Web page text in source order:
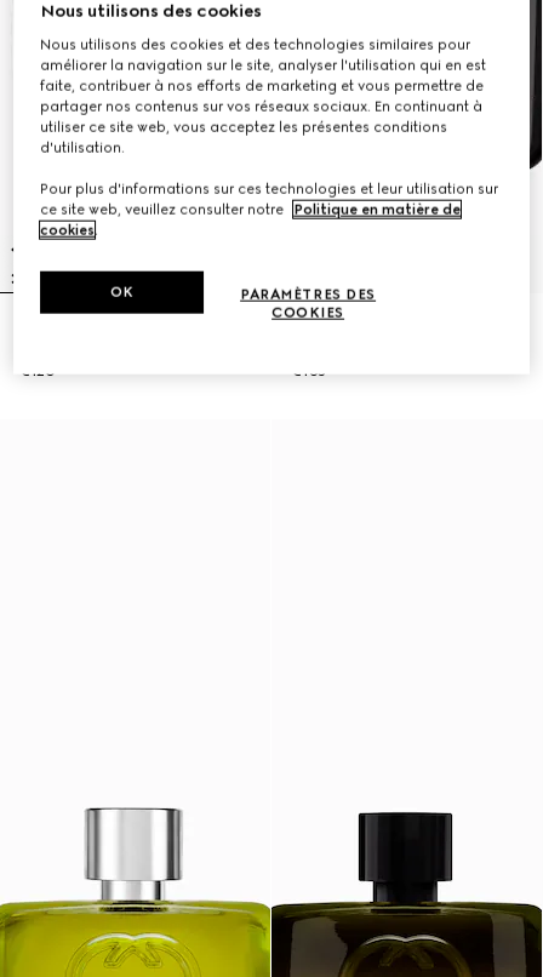
€120
€165
Nous utilisons des cookies
Nous utilisons des cookies et des technologies similaires pour
améliorer la navigation sur le site, analyser l'utilisation qui en est
faite, contribuer à nos efforts de marketing et vous permettre de
partager nos contenus sur vos réseaux sociaux. En continuant à
utiliser ce site web, vous acceptez les présentes conditions
d'utilisation.
Pour plus d'informations sur ces technologies et leur utilisation sur
ce site web, veuillez consulter notre
Politique en matière de
cookies.
PARAMÈTRES DES
COOKIES
OK